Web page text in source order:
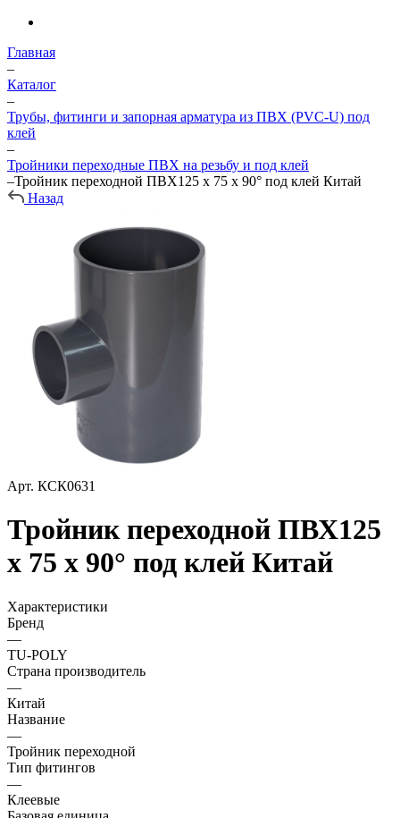
Главная
–
Каталог
–
Трубы, фитинги и запорная арматура из ПВХ (PVC-U) под
клей
–
Тройники переходные ПВХ на резьбу и под клей
–Тройник переходной ПВХ125 х 75 х 90° под клей Китай
Назад
Арт. КСК0631
Тройник переходной ПВХ125
х 75 х 90° под клей Китай
Характеристики
Бренд
—
TU-POLY
Страна производитель
—
Китай
Название
—
Тройник переходной
Тип фитингов
—
Клеевые